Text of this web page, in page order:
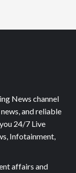
News channel
and reliable
24/7 Live
Infotainment,
affairs and